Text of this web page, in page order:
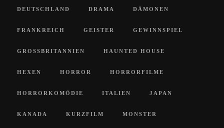
DEUTSCHLAND DRAMA DÄMONEN
FRANKREICH GEISTER GEWINNSPIEL
GROSSBRITANNIEN HAUNTED HOUSE
HEXEN HORROR HORRORFILME
HORRORKOMÖDIE ITALIEN JAPAN
KANADA KURZFILM MONSTER